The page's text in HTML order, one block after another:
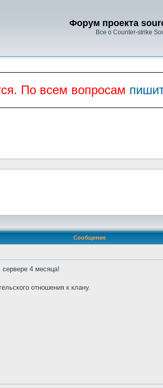
Форум проекта
Все о Counter-strike
По всем вопросам
Сообщение
сервере 4 месяца!
отношения к клану.